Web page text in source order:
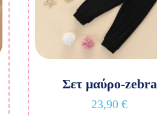
Σετ μαύρο-zebra
23,90 €